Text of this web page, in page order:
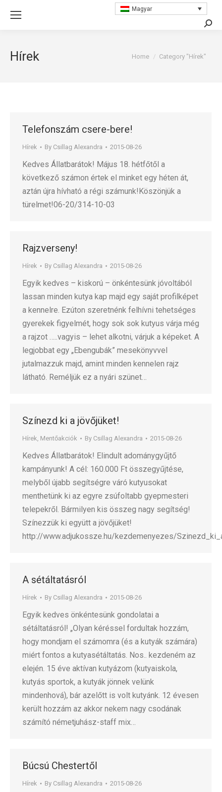
Magyar
Hírek You are here:
Home Category "Hírek"
Telefonszám csere-bere!
Hírek By Csillag Alexandra 2015-08-26
Kedves Állatbarátok! Május 18. hétfőtől a
következő számon értek el minket egy héten át,
aztán újra hívható a régi számunk!Köszönjük a
türelmet!06-20/314-10-03
Rajzverseny!
Hírek By Csillag Alexandra 2015-08-26
Egyik kedves – kiskorú – önkéntesünk jóvoltából
lassan minden kutya kap majd egy saját profilképet
a kennelre. Ezúton szeretnénk felhívni tehetséges
gyerekek figyelmét, hogy sok sok kutyus várja még
a rajzot …..vagyis – lehet alkotni, várjuk a képeket. A
legjobbat egy „Ebengubák” mesekönyvvel
jutalmazzuk majd, amint minden kennelen rajz
látható. Reméljük ez a nyári szünet…
Színezd ki a jövőjüket!
Hírek, Mentőakciók By Csillag Alexandra 2015-08-26
Kedves Állatbarátok! Elindult adománygyűjtő
kampányunk! A cél: 160.000 Ft összegyűjtése,
melyből újabb segítségre váró kutyusokat
menthetünk ki az egyre zsúfoltabb gyepmesteri
telepekről. Bármilyen kis összeg nagy segítség!
Színezzük ki együtt a jövőjüket!
http://www.adjukossze.hu/kezdemenyezes/
A sétáltatásról
Hírek By Csillag Alexandra 2015-08-26
Egyik kedves önkéntesünk gondolatai a
sétáltatásról! „Olyan kéréssel fordultak hozzám,
hogy mondjam el számomra (és a kutyák számára)
miért fontos a kutyasétáltatás. Nos.. kezdeném az
elején. 15 éve aktívan kutyázom (kutyaiskola,
kutyás sportok, a kutyák jönnek velünk
mindenhová), bár azelőtt is volt kutyánk. 12 évesen
került hozzám az akkor nekem nagy csodának
számító németjuhász-staff mix…
Búcsú Chestertől
Hírek By Csillag Alexandra 2015-08-26